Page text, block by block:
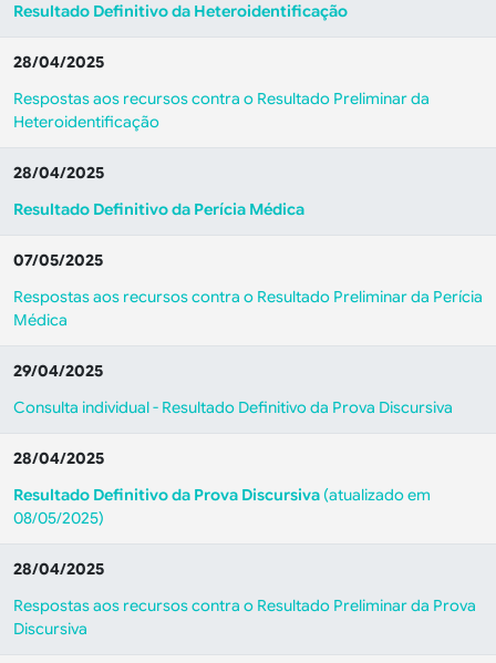
Resultado Definitivo da Heteroidentificação
28/04/2025
Respostas aos recursos contra o Resultado Preliminar da
Heteroidentificação
28/04/2025
Resultado Definitivo da Perícia Médica
07/05/2025
Respostas aos recursos contra o Resultado Preliminar da Perícia
Médica
29/04/2025
Consulta individual - Resultado Definitivo da Prova Discursiva
28/04/2025
Resultado Definitivo da Prova Discursiva (atualizado em
08/05/2025)
28/04/2025
Respostas aos recursos contra o Resultado Preliminar da Prova
Discursiva